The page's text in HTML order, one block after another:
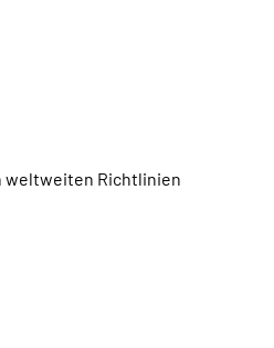
weltweiten Richtlinien